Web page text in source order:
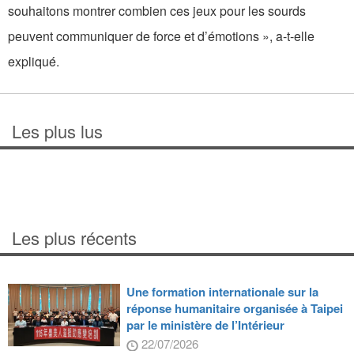
souhaitons montrer combien ces jeux pour les sourds
peuvent communiquer de force et d’émotions », a-t-elle
expliqué.
Les plus lus
Les plus récents
Une formation internationale sur la
réponse humanitaire organisée à Taipei
par le ministère de l’Intérieur
22/07/2026